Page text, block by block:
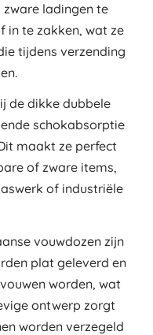
ladingen te
in te zakken, wat ze
tijdens verzending
de dikke dubbele
schokabsorptie
maakt ze perfect
of zware items,
of industriële
vouwdozen zijn
plat geleverd en
worden, wat
ontwerp zorgt
worden verzegeld